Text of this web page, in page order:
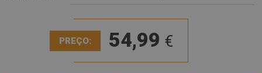
PREÇO: 54,99 €